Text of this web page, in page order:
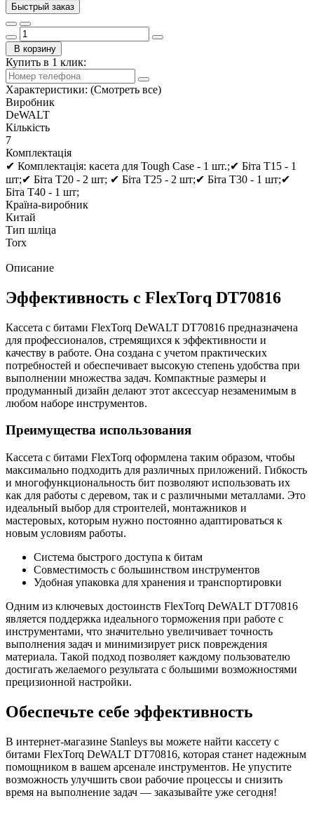
Быстрый заказ
В корзину
Купить в 1 клик:
Характеристики: (Смотреть все)
Виробник
DeWALT
Кількість
7
Комплектація
✔ Комплектація: касета для Tough Case - 1 шт.;✔ Біта Т15 - 1
шт;✔ Біта Т20 - 2 шт; ✔ Біта Т25 - 2 шт;✔ Біта Т30 - 1 шт;✔
Біта Т40 - 1 шт;
Країна-виробник
Китай
Тип шліца
Torx
Описание
Эффективность с FlexTorq DT70816
Кассета с битами FlexTorq DeWALT DT70816 предназначена
для профессионалов, стремящихся к эффективности и
качеству в работе. Она создана с учетом практических
потребностей и обеспечивает высокую степень удобства при
выполнении множества задач. Компактные размеры и
продуманный дизайн делают этот аксессуар незаменимым в
любом наборе инструментов.
Преимущества использования
Кассета с битами FlexTorq оформлена таким образом, чтобы
максимально подходить для различных приложений. Гибкость
и многофункциональность бит позволяют использовать их
как для работы с деревом, так и с различными металлами. Это
идеальный выбор для строителей, монтажников и
мастеровых, которым нужно постоянно адаптироваться к
новым условиям работы.
Система быстрого доступа к битам
Совместимость с большинством инструментов
Удобная упаковка для хранения и транспортировки
Одним из ключевых достоинств FlexTorq DeWALT DT70816
является поддержка идеального торможения при работе с
инструментами, что значительно увеличивает точность
выполнения задач и минимизирует риск повреждения
материала. Такой подход позволяет каждому пользователю
достигать желаемого результата с большими возможностями
прецизионной настройки.
Обеспечьте себе эффективность
В интернет-магазине Stanleys вы можете найти кассету с
битами FlexTorq DeWALT DT70816, которая станет надежным
помощником в вашем арсенале инструментов. Не упустите
возможность улучшить свои рабочие процессы и снизить
время на выполнение задач — заказывайте уже сегодня!